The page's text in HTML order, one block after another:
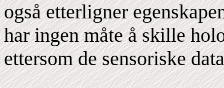
også etterligner
har ingen måte å skille
ettersom de sensoriske